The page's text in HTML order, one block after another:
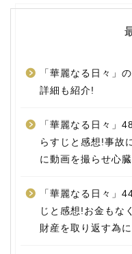
「華麗なる日々」
詳細も紹介!
「華麗なる日々」
らすじと感想!事故
に動画を撮らせ心
「華麗なる日々」
じと感想!お金もな
財産を取り返す為